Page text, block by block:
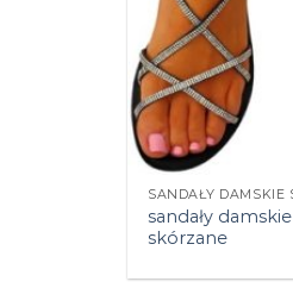
sandały damskie
skórzane